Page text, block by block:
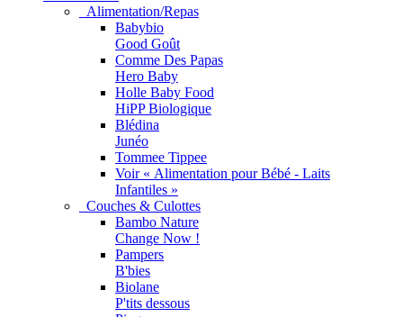
Alimentation/Repas
Babybio
Good Goût
Comme Des Papas
Hero Baby
Holle Baby Food
HiPP Biologique
Blédina
Junéo
Tommee Tippee
Voir « Alimentation pour Bébé - Laits
Infantiles »
Couches & Culottes
Bambo Nature
Change Now !
Pampers
B'bies
Biolane
P'tits dessous